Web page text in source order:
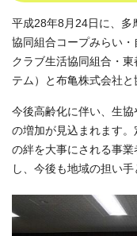
平成28年8月24日に、多
協同組合コープみらい
クラブ生活協同組合・
テム）と布亀株式会社と
今後高齢化に伴い、生
の増加が見込まれます
の絆を大事にされる事
し、今後も地域の担い手